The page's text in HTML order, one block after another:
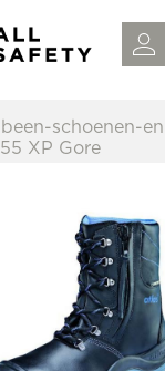
schoenen-
XP Gore